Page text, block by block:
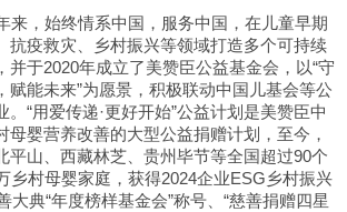
来，始终情系中国，服务中国，在儿童早期
抗疫救灾、乡村振兴等领域打造多个可持续
并于2020年成立了美赞臣公益基金会，以“守
赋能未来”为愿景，积极联动中国儿基会等公
“用爱传递·更好开始”公益计划是美赞臣中
母婴营养改善的大型公益捐赠计划，至今，
平山、西藏林芝、贵州毕节等全国超过90个
乡村母婴家庭，获得2024企业ESG乡村振兴
大典“年度榜样基金会”称号、“慈善捐赠四星